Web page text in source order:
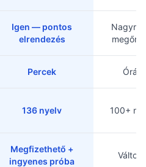
Igen — pontos
elrendezés
Percek Órák
136 nyelv 100+
Megfizethető +
ingyenes próba